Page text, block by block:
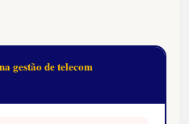
gestão de telecom